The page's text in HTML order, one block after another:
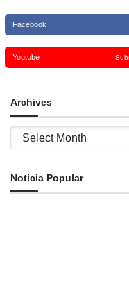
Facebook
Youtube
Archives
Archives
Noticia Popular